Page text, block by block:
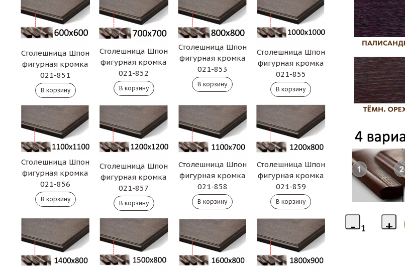
Столешница Шпон
фигурная кромка
021-851
Столешница Шпон
фигурная кромка
021-852
Столешница Шпон
фигурная кромка
021-853
Столешница Шпон
фигурная кромка
021-855
Столешница Шпон
фигурная кромка
021-856
Столешница Шпон
фигурная кромка
021-857
Столешница Шпон
фигурная кромка
021-858
Столешница Шпон
фигурная кромка
021-859